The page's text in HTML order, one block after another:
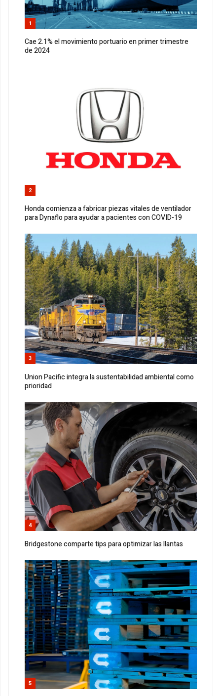
1
Cae 2.1% el movimiento portuario en primer trimestre
de 2024
2
Honda comienza a fabricar piezas vitales de ventilador
para Dynaflo para ayudar a pacientes con COVID-19
3
Union Pacific integra la sustentabilidad ambiental como
prioridad
4
Bridgestone comparte tips para optimizar las llantas
5